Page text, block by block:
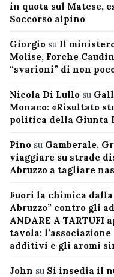
in quota sul Matese,
Soccorso alpino
Giorgio su Il
Molise, Forche
“svarioni” di non
Nicola Di Lullo su
Monaco: «Risultato
politica della Giunta
Pino su Gamberale,
viaggiare su strade
Abruzzo a tagliare
Fuori la chimica dalla
Abruzzo” contro gli
ANDARE A TARTUFI
tavola:
additivi e gli aromi
John su Si insedia il